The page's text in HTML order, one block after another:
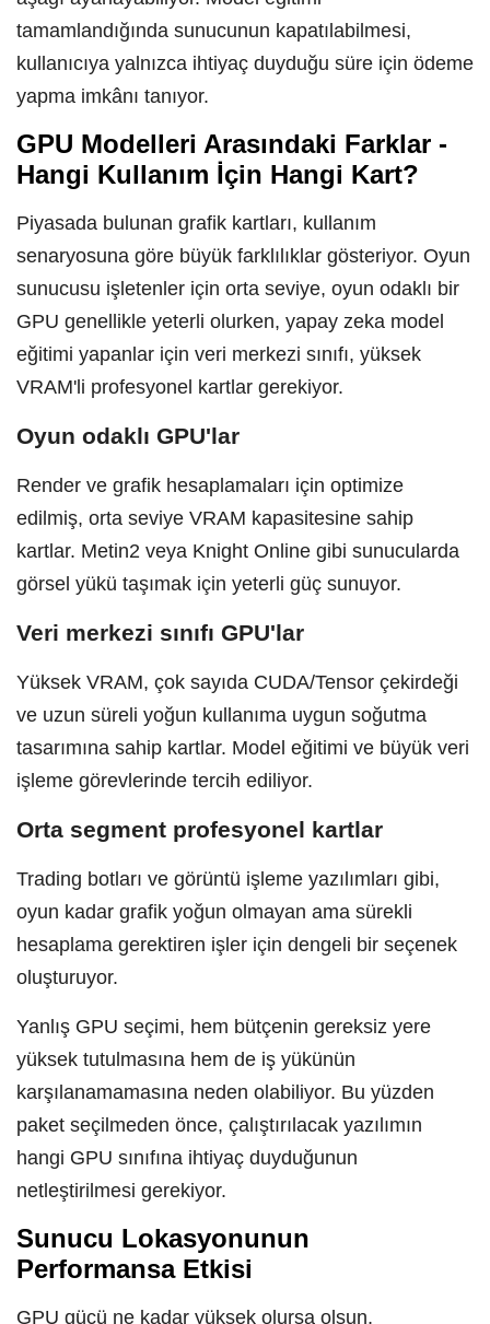
tamamlandığında sunucunun kapatılabilmesi,
kullanıcıya yalnızca ihtiyaç duyduğu süre için ödeme
yapma imkânı tanıyor.
GPU Modelleri Arasındaki Farklar -
Hangi Kullanım İçin Hangi Kart?
Piyasada bulunan grafik kartları, kullanım
senaryosuna göre büyük farklılıklar gösteriyor. Oyun
sunucusu işletenler için orta seviye, oyun odaklı bir
GPU genellikle yeterli olurken, yapay zeka model
eğitimi yapanlar için veri merkezi sınıfı, yüksek
VRAM'li profesyonel kartlar gerekiyor.
Oyun odaklı GPU'lar
Render ve grafik hesaplamaları için optimize
edilmiş, orta seviye VRAM kapasitesine sahip
kartlar. Metin2 veya Knight Online gibi sunucularda
görsel yükü taşımak için yeterli güç sunuyor.
Veri merkezi sınıfı GPU'lar
Yüksek VRAM, çok sayıda CUDA/Tensor çekirdeği
ve uzun süreli yoğun kullanıma uygun soğutma
tasarımına sahip kartlar. Model eğitimi ve büyük veri
işleme görevlerinde tercih ediliyor.
Orta segment profesyonel kartlar
Trading botları ve görüntü işleme yazılımları gibi,
oyun kadar grafik yoğun olmayan ama sürekli
hesaplama gerektiren işler için dengeli bir seçenek
oluşturuyor.
Yanlış GPU seçimi, hem bütçenin gereksiz yere
yüksek tutulmasına hem de iş yükünün
karşılanamamasına neden olabiliyor. Bu yüzden
paket seçilmeden önce, çalıştırılacak yazılımın
hangi GPU sınıfına ihtiyaç duyduğunun
netleştirilmesi gerekiyor.
Sunucu Lokasyonunun
Performansa Etkisi
GPU gücü ne kadar yüksek olursa olsun,